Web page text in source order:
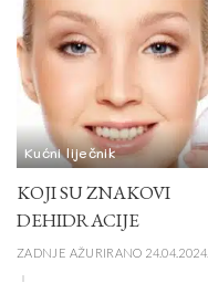
Kućni liječnik
KOJI SU ZNAKOVI
DEHIDRACIJE
ZADNJE AŽURIRANO 24.04.2024.